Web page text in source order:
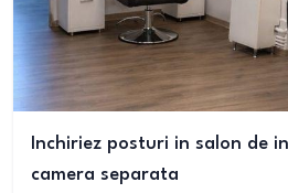
Inchiriez posturi in salon de
camera separata